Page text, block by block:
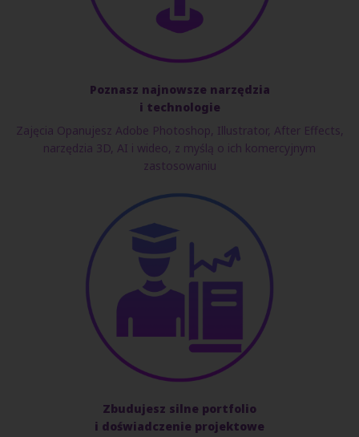
Poznasz najnowsze narzędzia
i technologie
Zajęcia Opanujesz Adobe Photoshop, Illustrator, After Effects,
narzędzia 3D, AI i wideo, z myślą o ich komercyjnym
zastosowaniu
Zbudujesz silne portfolio
i doświadczenie projektowe